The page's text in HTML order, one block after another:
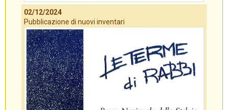
02/12/2024
Pubblicazione di nuovi inventari